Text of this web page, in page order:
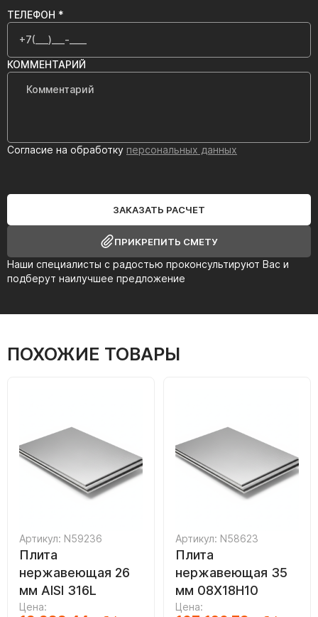
Наши специалисты с радостью проконсультируют Вас и
подберут наилучшее предложение
ТЕЛЕФОН *
КОММЕНТАРИЙ
Согласие на обработку персональных данных
ЗАКАЗАТЬ РАСЧЕТ
ПРИКРЕПИТЬ СМЕТУ
ПОХОЖИЕ ТОВАРЫ
Артикул: N59236
Плита
нержавеющая 26
мм AISI 316L
Цена:
Артикул: N58623
Плита
нержавеющая 35
мм 08Х18Н10
Цена: